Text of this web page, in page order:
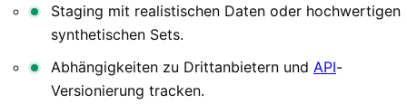
Staging mit realistischen Daten oder hochwertigen
synthetischen Sets.
Abhängigkeiten zu Drittanbietern und API-
Versionierung tracken.